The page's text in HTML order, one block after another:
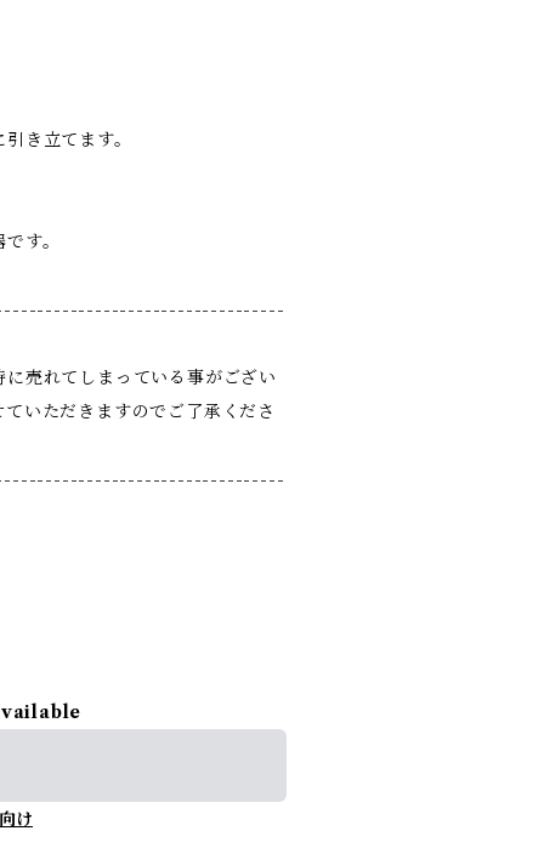
き立てます。
す。
売れてしまっている事がござい
いただきますのでご了承くださ
け